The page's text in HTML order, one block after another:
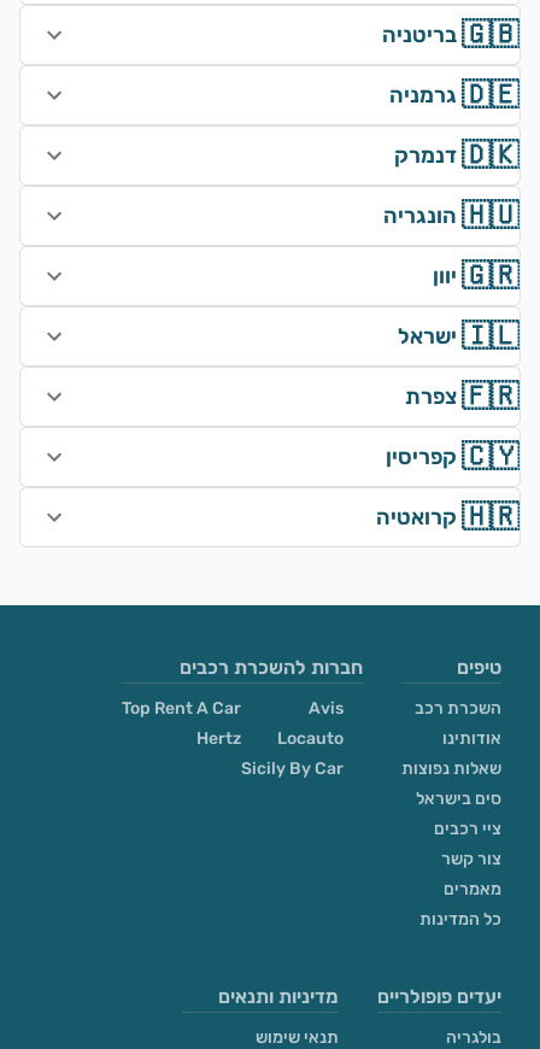
🇬🇧בריטניה
🇩🇪גרמניה
🇩🇰דנמרק
🇭🇺הונגריה
🇬🇷יוון
🇮🇱ישראל
🇫🇷צפרת
🇨🇾קפריסין
🇭🇷קרואטיה
טיפים
השכרת רכב
אודותינו
שאלות נפוצות
סים בישראל
ציי רכבים
צור קשר
מאמרים
כל המדינות
חברות להשכרת רכבים
Avis
Locauto
Sicily By Car
Top Rent A Car
Hertz
יעדים פופולריים
בולגריה
מדיניות ותנאים
תנאי שימוש